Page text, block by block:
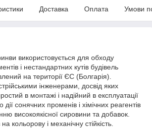
Доставка Оплата Умови
використовується для обходу
і нестандартних кутів будівель
на території ЄС (Болгарія).
інженерами, досвід яких
в монтажі і надійний в експлуатації
дії сонячних променів і хімічних реагентів
високоякісної сировини та добавок.
кольорову і механічну стійкість.